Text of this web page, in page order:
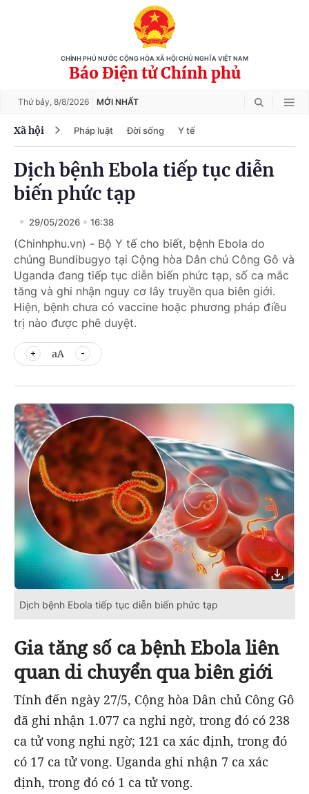
CHÍNH PHỦ NƯỚC CỘNG HÒA XÃ HỘI CHỦ NGHĨA VIỆT NAM
Báo Điện tử Chính phủ
Thứ bảy, 8/8/2026 MỚI NHẤT
Xã hội Pháp luật Đời sống Y tế
Dịch bệnh Ebola tiếp tục diễn
biến phức tạp
29/05/2026 16:38
(Chinhphu.vn) - Bộ Y tế cho biết, bệnh Ebola do
chủng Bundibugyo tại Cộng hòa Dân chủ Công Gô và
Uganda đang tiếp tục diễn biến phức tạp, số ca mắc
tăng và ghi nhận nguy cơ lây truyền qua biên giới.
Hiện, bệnh chưa có vaccine hoặc phương pháp điều
trị nào được phê duyệt.
aA
Dịch bệnh Ebola tiếp tục diễn biến phức tạp
Gia tăng số ca bệnh Ebola liên
quan di chuyển qua biên giới
Tính đến ngày 27/5, Cộng hòa Dân chủ Công Gô
đã ghi nhận 1.077 ca nghi ngờ, trong đó có 238
ca tử vong nghi ngờ; 121 ca xác định, trong đó
có 17 ca tử vong. Uganda ghi nhận 7 ca xác
định, trong đó có 1 ca tử vong.